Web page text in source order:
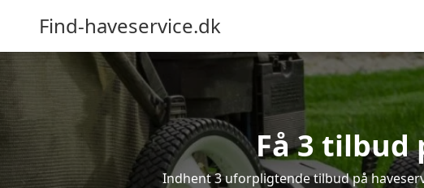
Find-haveservice.dk
Få 3 tilbud
Indhent 3 uforpligtende tilbud på